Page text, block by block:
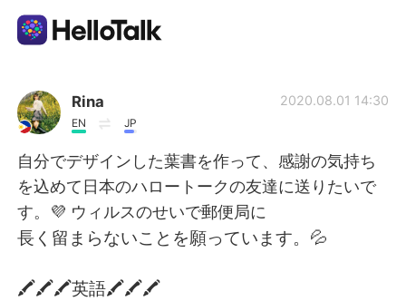
Language Exchange App
AI Grammar Checker
English
简体中文
Rina
EN JP
2020.08.01 14:30
自分でデザインした葉書を作って、感謝の気持ち
を込めて日本のハロートークの友達に送りたいで
す。💜 ウィルスのせいで郵便局に
長く留まらないことを願っています。💦
🖍🖍🖍英語🖍🖍🖍